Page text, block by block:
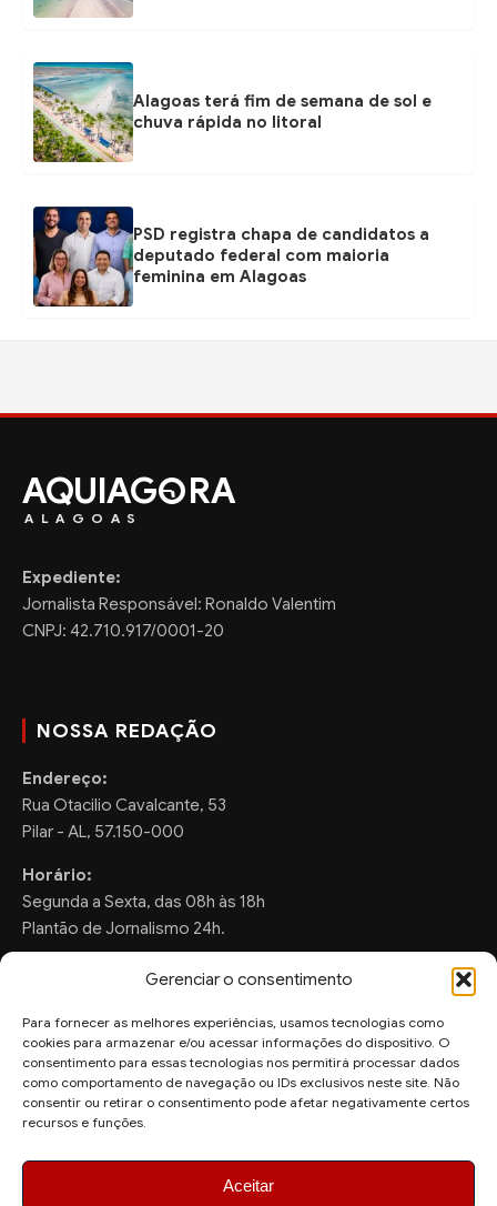
Gerenciar o consentimento
Para fornecer as melhores experiências, usamos tecnologias como
cookies para armazenar e/ou acessar informações do dispositivo. O
consentimento para essas tecnologias nos permitirá processar dados
como comportamento de navegação ou IDs exclusivos neste site. Não
consentir ou retirar o consentimento pode afetar negativamente certos
recursos e funções.
Aceitar
Alagoas terá fim de semana de sol e
chuva rápida no litoral
PSD registra chapa de candidatos a
deputado federal com maioria
feminina em Alagoas
AQUIAG RA
ALAGOAS
Expediente:
Jornalista Responsável: Ronaldo Valentim
CNPJ: 42.710.917/0001-20
NOSSA REDAÇÃO
Endereço:
Rua Otacilio Cavalcante, 53
Pilar - AL, 57.150-000
Horário:
Segunda a Sexta, das 08h às 18h
Plantão de Jornalismo 24h.
FALE CONOSCO
Sugestões de Pauta:
ronaldo.valentim150@gmail.com